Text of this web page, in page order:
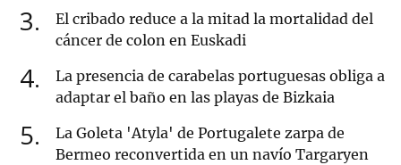
3
El cribado reduce a la mitad la mortalidad del
cáncer de colon en Euskadi
4
La presencia de carabelas portuguesas obliga a
adaptar el baño en las playas de Bizkaia
5
La Goleta 'Atyla' de Portugalete zarpa de
Bermeo reconvertida en un navío Targaryen